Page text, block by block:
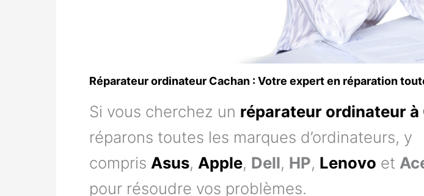
Réparateur ordinateur Cachan : Votre expert en réparation
Si vous cherchez un réparateur ordinateur à
réparons toutes les marques d’ordinateurs, y
compris Asus, Apple, Dell, HP, Lenovo et
pour résoudre vos problèmes.